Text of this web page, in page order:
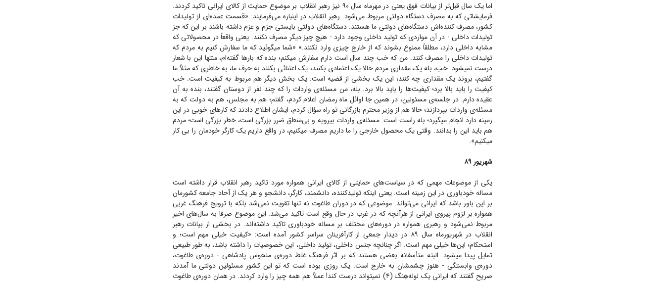
اما یک سال قبل‌تر از بیانات فوق یعنی در مهرماه سال ۹۰ نیز رهبر انقلاب بر موضوع حمایت از کالای ایرانی تاکید کردند.
فرمایشاتی که به مصرف دستگاه دولتی مربوط می‌شود. رهبر انقلاب در اینباره می‌فرمایند: «قسمت عمده‌ای از تولیدات
کشور، مصرف کننده‌اش دستگاه‌های دولتی ما هستند. دستگاه‌های دولتی بایستی جزم و عزم داشته باشند بر این که جز
تولیدات داخلی - در آن مواردی که تولید داخلی وجود دارد - هیچ چیز دیگر مصرف نکنند. یعنی واقعاً در محصولاتی که
مشابه داخلی دارد، مطلقاً ممنوع بشوند که از خارج چیزی وارد نکنند.» «شما میگوئید که ما سفارش کنیم به مردم که
تولیدات داخلی را مصرف کنند. من که خب چند سال است دارم سفارش میکنم؛ بنده که بار‌ها گفته‌ام، منتها این با شعار
درست نمیشود. خب، بله یک مقداری مردم حالا یک اعتمادی بکنند، یک اعتنائی بکنند به حرف ما، به خاطری که مثلاً ما
گفتیم، بروند یک مقداری چه کنند؛ این یک بخشی از قضیه است. یک بخش دیگر هم مربوط به کیفیت است. خب
کیفیت را باید بالا برد؛ کیفیت‌ها را باید بالا برد. بله، من مسئله‌ی واردات را که چند نفر از دوستان گفتند، بنده به آن
عقیده دارم. در جلسه‌ی مسئولین، در همین جا اوائل ماه رمضان اعلام کردم، گفتم؛ هم به مجلس، هم به دولت که به
مسئله‌ی واردات بپردازند؛ حالا هم از وزیر محترم بازرگانی تو راه سؤال کردم، ایشان اطلاع دادند که کار‌های خوبی در این
زمینه دارد انجام میگیرد؛ بله راست است. مسئله‌ی واردات بیرویه و بی‌منطق ضرر بزرگی است، خطر بزرگی است؛ مردم
هم باید این را بدانند. وقتی یک محصول خارجی را ما داریم مصرف میکنیم، در واقع داریم یک کارگر خودمان را بی کار
میکنیم».
شهریور ۸۹
یکی از موضوعات مهمی که در سیاست‌های حمایتی از کالای ایرانی همواره مورد تاکید رهبر انقلاب قرار داشته است
مساله خودباوری در این زمینه است. یعنی اینکه تولیدکننده، دانشمند، کارگر، دانشجو و هر یک از آحاد جامعه کشورمان
بر این باور باشد که ایرانی می‌تواند. موضوعی که در دوران طاغوت نه تنها تقویت نمی‌شد بلکه با ترویج فرهنگ غربی
همواره بر لزوم پیروی ایرانی از هرآنچه که در غرب در حال وقع است تاکید می‌شد. این موضوع صرفا به سال‌های اخیر
مربوط نمی‌شود و رهبری همواره در دوره‌های مختلف بر مساله خودباوری تاکید داشته‌اند. در بخشی از بیانات رهبر
انقلاب در شهریورماه سال ۸۹ در دیدار جمعی از کارآفرینان سراسر کشور آمده است: «کیفیت خیلی مهم است؛ و
استحکام؛ این‌ها خیلی مهم است. اگر چنانچه جنس داخلی، تولید داخلی، این خصوصیات را داشته باشد، به طور طبیعی
تمایل پیدا میشود. البته متأسفانه بعضی هستند که بر اثر فرهنگ غلطِ دوره‌ی منحوس پادشاهی - دوره‌ی طاغوت،
دوره‌ی وابستگی - هنوز چشمشان به خارج است. یک روزی بوده است که تو این کشور مسئولین دولتی ما آمدند
صریح گفتند که ایرانی یک لوله‌هِنگ (۴) نمیتواند درست کند! عملاً هم همه چیز را وارد کردند. در همان دوره‌ی طاغوت